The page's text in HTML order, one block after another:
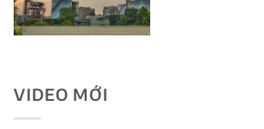
VIDEO MỚI